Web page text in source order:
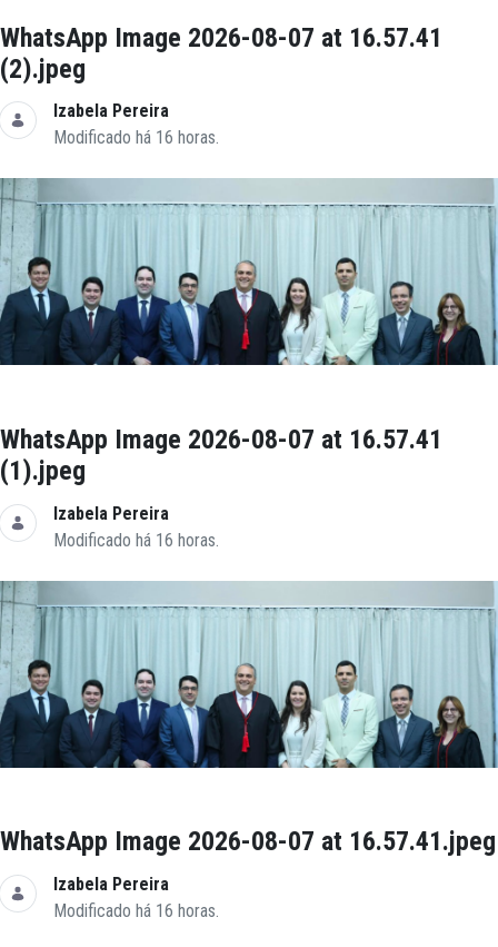
WhatsApp Image 2026-08-07 at 16.57.41
(2).jpeg
Izabela Pereira
Modificado há 16 horas.
WhatsApp Image 2026-08-07 at 16.57.41
(1).jpeg
Izabela Pereira
Modificado há 16 horas.
WhatsApp Image 2026-08-07 at 16.57.41.jpeg
Izabela Pereira
Modificado há 16 horas.